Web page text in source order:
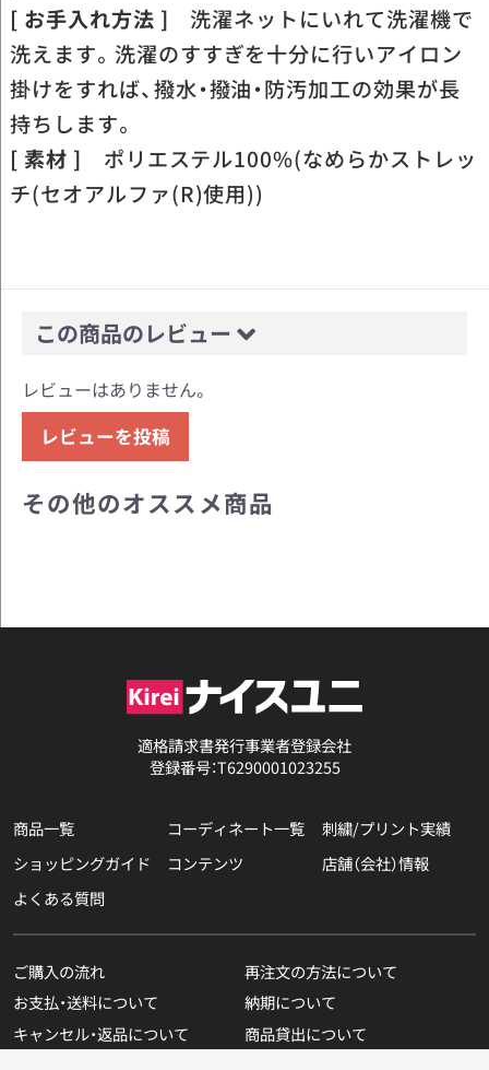
[ お手入れ方法 ] 洗濯ネットにいれて洗濯機で
洗えます。洗濯のすすぎを十分に行いアイロン
掛けをすれば、撥水・撥油・防汚加工の効果が長
持ちします。
[ 素材 ] ポリエステル100%(なめらかストレッ
チ(セオアルファ(R)使用))
この商品のレビュー
レビューはありません。
レビューを投稿
その他のオススメ商品
適格請求書発行事業者登録会社
登録番号：T6290001023255
商品一覧 コーディネート一覧
刺繍/プリント実績
ショッピングガイド
コンテンツ
店舗（会社）情報
よくある質問
ご購入の流れ
再注文の方法について
お支払・送料について
納期について
キャンセル・返品について
商品貸出について